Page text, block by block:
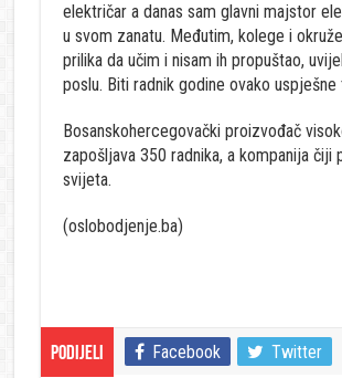
električar a danas sam glavni majstor
u svom zanatu. Međutim, kolege i
prilika da učim i nisam ih propuštao,
poslu. Biti radnik godine ovako
Bosanskohercegovački proizvođač
zapošljava 350 radnika, a kompanija
svijeta.
(oslobodjenje.ba)
Podijeli Facebook Twitter